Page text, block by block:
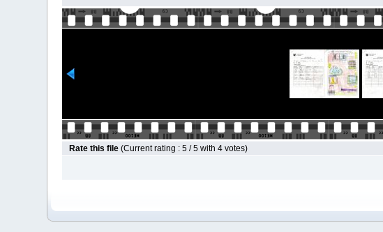
Rate this file (Current rating : 5 / 5 with 4 votes)